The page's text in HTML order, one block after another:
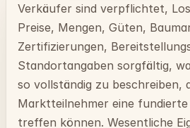
Verkäufer sind verpflichtet,
Preise, Mengen, Güten,
Zertifizierungen,
Standortangaben sorgfältig,
so vollständig zu beschreiben,
Marktteilnehmer eine fundierte
treffen können. Wesentliche